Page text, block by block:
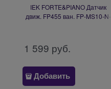
IEK FORTE&PIANO Датчик
движ. FP455 ван. FP-MS10-N-
1 599 руб.
Добавить